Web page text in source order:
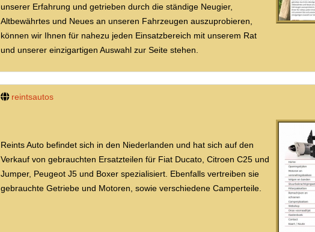
unserer Erfahrung und getrieben durch die ständige Neugier,
Altbewährtes und Neues an unseren Fahrzeugen auszuprobieren,
können wir Ihnen für nahezu jeden Einsatzbereich mit unserem Rat
und unserer einzigartigen Auswahl zur Seite stehen.
reintsautos
Reints Auto befindet sich in den Niederlanden und hat sich auf den
Verkauf von gebrauchten Ersatzteilen für Fiat Ducato, Citroen C25 und
Jumper, Peugeot J5 und Boxer spezialisiert. Ebenfalls vertreiben sie
gebrauchte Getriebe und Motoren, sowie verschiedene Camperteile.